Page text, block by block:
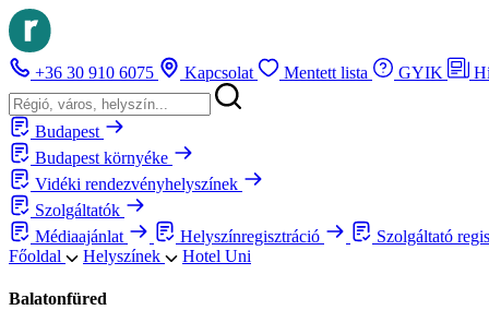
+36 30 910 6075 Kapcsolat Mentett lista GYIK
Budapest
Budapest környéke
Vidéki rendezvényhelyszínek
Szolgáltatók
Médiaajánlat
Helyszínregisztráció Szolgáltató
Főoldal
Helyszínek Hotel Uni
Balatonfüred